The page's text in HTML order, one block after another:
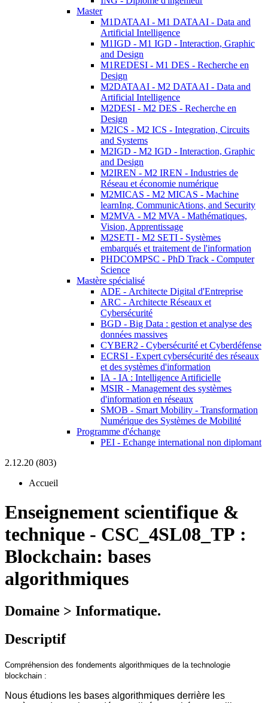
Master
M1DATAAI - M1 DATAAI - Data and
Artificial Intelligence
M1IGD - M1 IGD - Interaction, Graphic
and Design
M1REDESI - M1 DES - Recherche en
Design
M2DATAAI - M2 DATAAI - Data and
Artificial Intelligence
M2DESI - M2 DES - Recherche en
Design
M2ICS - M2 ICS - Integration, Circuits
and Systems
M2IGD - M2 IGD - Interaction, Graphic
and Design
M2IREN - M2 IREN - Industries de
Réseau et économie numérique
M2MICAS - M2 MICAS - Machine
learnIng, CommunicAtions, and Security
M2MVA - M2 MVA - Mathématiques,
Vision, Apprentissage
M2SETI - M2 SETI - Systèmes
embarqués et traitement de l'information
PHDCOMPSC - PhD Track - Computer
Science
Mastère spécialisé
ADE - Architecte Digital d'Entreprise
ARC - Architecte Réseaux et
Cybersécurité
BGD - Big Data : gestion et analyse des
données massives
CYBER2 - Cybersécurité et Cyberdéfense
ECRSI - Expert cybersécurité des réseaux
et des systèmes d'information
IA - IA : Intelligence Artificielle
MSIR - Management des systèmes
d'information en réseaux
SMOB - Smart Mobility - Transformation
Numérique des Systèmes de Mobilité
Programme d'échange
PEI - Echange international non diplomant
2.12.20 (803)
Accueil
Enseignement scientifique &
technique - CSC_4SL08_TP :
Blockchain: bases
algorithmiques
Domaine > Informatique.
Descriptif
Compréhension des fondements algorithmiques de la technologie
blockchain :
Nous étudions les bases algorithmiques derrière les